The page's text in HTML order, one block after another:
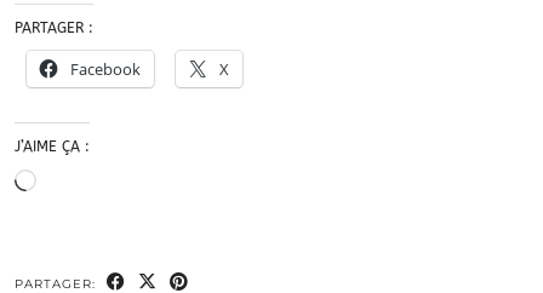
PARTAGER :
Facebook X
J’AIME ÇA :
Chargement…
PARTAGER: